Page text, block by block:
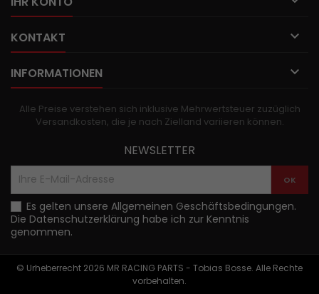
KONTAKT 
INFORMATIONEN 
Alle Preise verstehen sich inklusive Mehrwertsteuer zuzüglich
Versandkosten, die je nach Zielland variieren können.
NEWSLETTER
Es gelten unsere Allgemeinen Geschäftsbedingungen.
Die Datenschutzerklärung habe ich zur Kenntnis
genommen.
© Urheberrecht 2026 MR RACING PARTS - Tobias Bosse. Alle Rechte
vorbehalten.